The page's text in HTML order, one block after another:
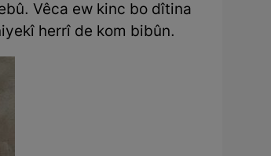
Vêca ew kinc bo dîtina
herrî de kom bibûn.